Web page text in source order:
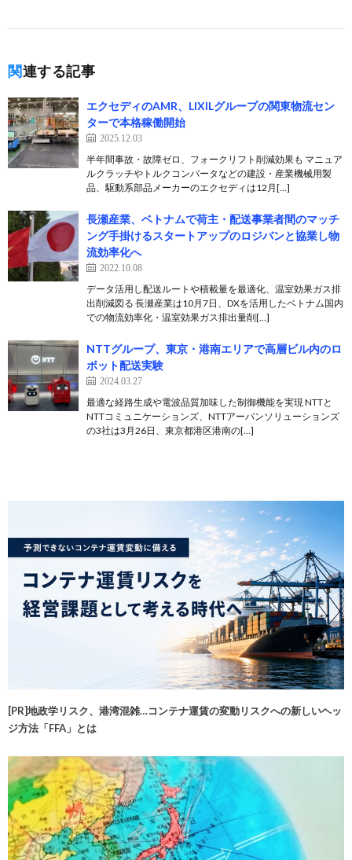
関連する記事
エクセディのAMR、LIXILグループの関東物流セン
ターで本格稼働開始
2025.12.03
半年間事故・故障ゼロ、フォークリフト削減効果も マニュア
ルクラッチやトルクコンバータなどの建設・産業機械用製
品、駆動系部品メーカーのエクセディは12月[…]
長瀬産業、ベトナムで荷主・配送事業者間のマッチ
ング手掛けるスタートアップのロジバンと協業し物
流効率化へ
2022.10.08
データ活用し配送ルートや積載量を最適化、温室効果ガス排
出削減図る 長瀬産業は10月7日、DXを活用したベトナム国内
での物流効率化・温室効果ガス排出量削[…]
NTTグループ、東京・港南エリアで高層ビル内のロ
ボット配送実験
2024.03.27
最適な経路生成や電波品質加味した制御機能を実現 NTTと
NTTコミュニケーションズ、NTTアーバンソリューションズ
の3社は3月26日、東京都港区港南の[…]
[PR]地政学リスク、港湾混雑…コンテナ運賃の変動リスクへの新しいヘッ
ジ方法「FFA」とは